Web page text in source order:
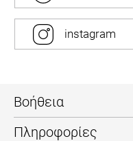
instagram
Βοήθεια
Πληροφορίες